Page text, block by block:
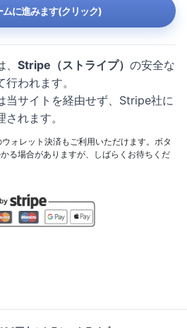
ムに進みます(クリック)
Stripe（ストライプ） の安全な
われます。
当サイトを経由せず、Stripe社に
れます。
ォレット決済もご利用いただけます。ボタ
る場合がありますが、しばらくお待ちくだ